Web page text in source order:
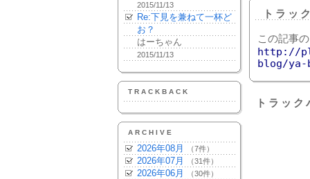
2015/11/13
Re:下見を兼ねて一杯ど
お？
はーちゃん
2015/11/13
TRACKBACK
ARCHIVE
2026年08月 （7件）
2026年07月 （31件）
2026年06月 （30件）
トラッ
この記事
http://
blog/ya-
トラッ